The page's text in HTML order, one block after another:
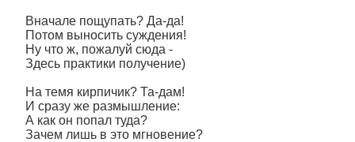
Вначале пощупать? Да-да!
Потом выносить суждения!
Ну что ж, пожалуй сюда -
Здесь практики получение)
На темя кирпичик? Та-дам!
И сразу же размышление:
А как он попал туда?
Зачем лишь в это мгновение?